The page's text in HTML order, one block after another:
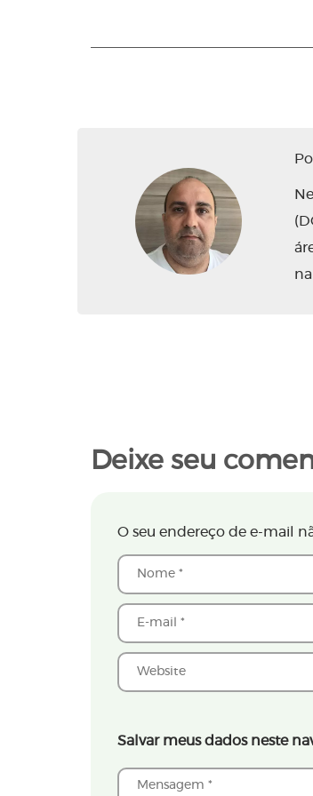
Deixe seu
O seu endereço de e-mail
Salvar meus dados neste